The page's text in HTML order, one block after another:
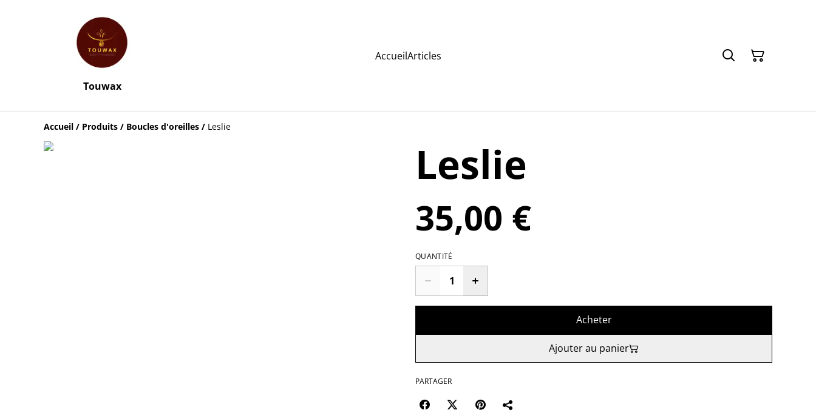
Touwax
AccueilArticles
Accueil / Produits / Boucles d'oreilles / Leslie
Leslie
35,00 €
QUANTITÉ
Acheter
Ajouter au panier
PARTAGER